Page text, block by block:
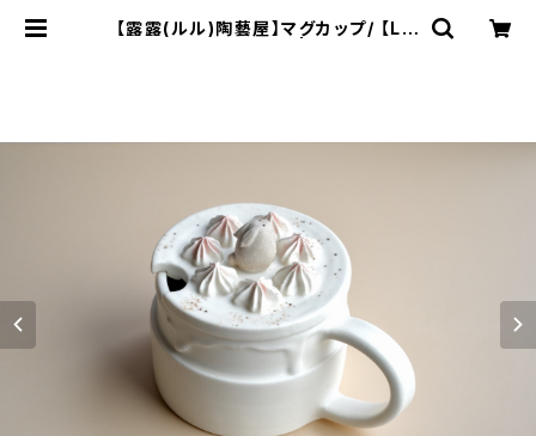
【露露(ルル)陶藝屋】マグカップ/ 【Lul